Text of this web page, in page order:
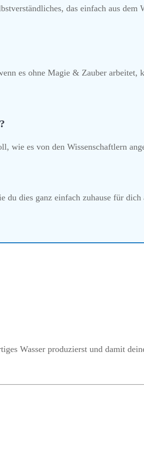
das einfach aus dem
es ohne Magie & Zauber arbeitet,
wie es von den Wissenschaftlern
du dies ganz einfach zuhause für
Wasser produzierst und damit